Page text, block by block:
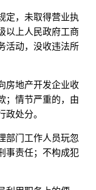
，未取得营业执
以上人民政府工商
活动，没收违法所
房地产开发企业收
；情节严重的，由
政处分。
部门工作人员玩忽
事责任；不构成犯